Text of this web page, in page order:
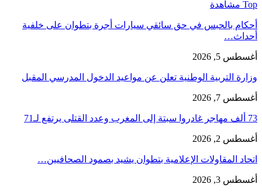
Top مشاهدة
أحكام بالحبس في حق سائقي سيارات أجرة بتطوان على خلفية
أحداث…
أغسطس 5, 2026
وزارة التربية الوطنية تعلن عن مواعيد الدخول المدرسي المقبل
أغسطس 7, 2026
73 ألف مهاجر غادروا سبتة إلى المغرب وعدد القتلى يرتفع لـ71
أغسطس 2, 2026
اتحاد المقاولات الإعلامية بتطوان يشيد بصمود الصحافيين…
أغسطس 3, 2026